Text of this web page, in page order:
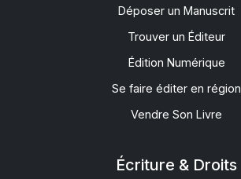
Déposer un Manuscrit
Trouver un Éditeur
Édition Numérique
Se faire éditer en région
Vendre Son Livre
Écriture & Droits